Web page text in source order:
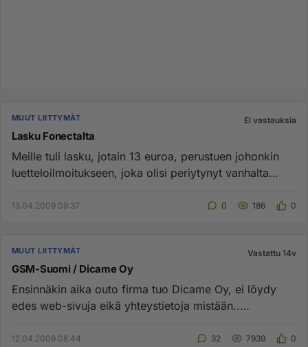
MUUT LIITTYMÄT Ei vastauksia
Lasku Fonectalta
Meille tuli lasku, jotain 13 euroa, perustuen johonkin
luetteloilmoitukseen, joka olisi periytynyt vanhalta
13.04.2009 09:37 0 186 0
MUUT LIITTYMÄT Vastattu 14v
GSM-Suomi / Dicame Oy
Ensinnäkin aika outo firma tuo Dicame Oy, ei löydy
edes web-sivuja eikä yhteystietoja mistään..
12.04.2009 08:44 32 7939 0